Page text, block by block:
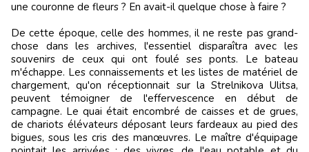
une couronne de fleurs ? En avait-il quelque chose à faire ?
De cette époque, celle des hommes, il ne reste pas grand-
chose dans les archives, l'essentiel disparaîtra avec les
souvenirs de ceux qui ont foulé ses ponts. Le bateau
m'échappe. Les connaissements et les listes de matériel de
chargement, qu'on réceptionnait sur la Strelnikova Ulitsa,
peuvent témoigner de l'effervescence en début de
campagne. Le quai était encombré de caisses et de grues,
de chariots élévateurs déposant leurs fardeaux au pied des
bigues, sous les cris des manœuvres. Le maître d'équipage